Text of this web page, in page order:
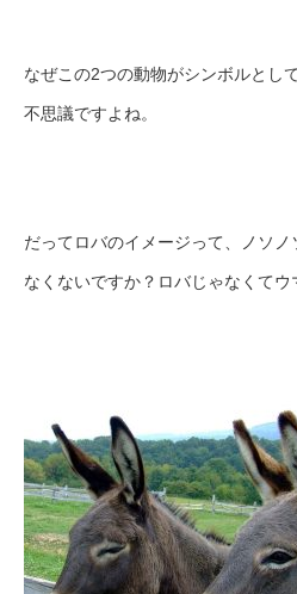
なぜこの2つの動物がシンボルとし
不思議ですよね。
だってロバのイメージって、ノソ
なくないですか？ロバじゃなくてウ